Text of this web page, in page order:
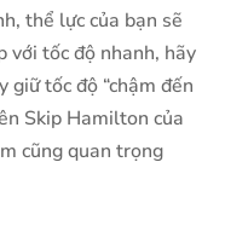
thể lực của bạn sẽ
với tốc độ nhanh, hãy
giữ tốc độ “chậm đến
Skip Hamilton của
cũng quan trọng